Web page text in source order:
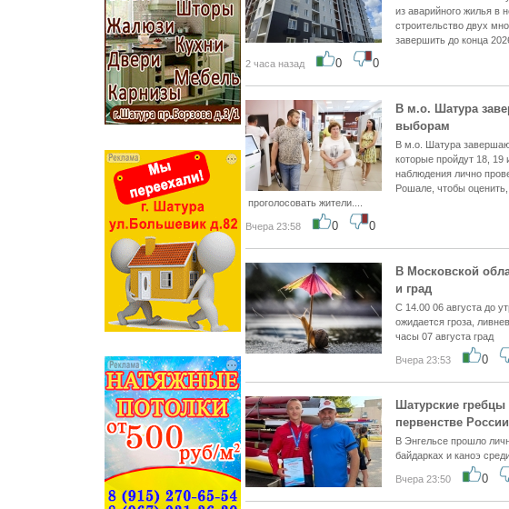
из аварийного жилья в
строительство двух
завершить до конца
2 часа назад 0 0
В м.о. Шатура
выборам
В м.о. Шатура
которые пройдут 18,
наблюдения лично
Рошале, чтобы
проголосовать жители....
Вчера 23:58 0 0
В Московской
и град
С 14.00 06 августа до
ожидается гроза,
часы 07 августа град
Вчера 23:53 0
Шатурские
первенстве России
В Энгельсе прошло
байдарках и каноэ
Вчера 23:50 0